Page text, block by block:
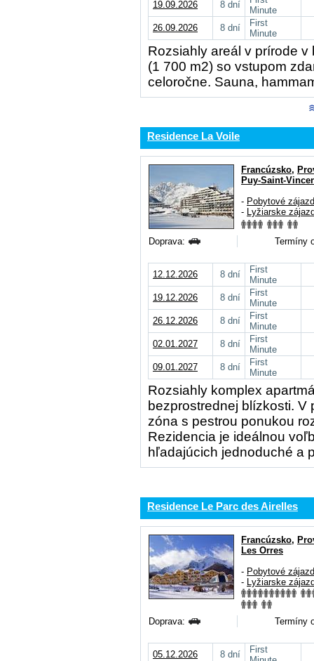
19.09.2026 8 dní
Minute
26.09.2026
8 dní
First
Minute
Rozsiahly areál v prírode
(1 700 m2) so vstupom
celoročne. Sauna,
Residence La Voile
Francúzsko,
Puy-Saint-
- Pobytové
- Lyžiarske
Doprava: Termíny
12.12.2026 8 dní
First
Minute
19.12.2026
8 dní
First
Minute
26.12.2026
8 dní
First
Minute
02.01.2027
8 dní
First
Minute
09.01.2027
8 dní
First
Minute
Rozsiahly komplex
bezprostrednej blízkosti.
zóna s pestrou ponukou
Rezidencia je ideálnou
hľadajúcich jednoduché a
Residence Le Parc des Airelles
Francúzsko,
Les Orres
- Pobytové
- Lyžiarske
Doprava: Termíny
05.12.2026 8 dní
First